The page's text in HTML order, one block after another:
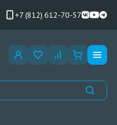
+7 (812) 612-70-57